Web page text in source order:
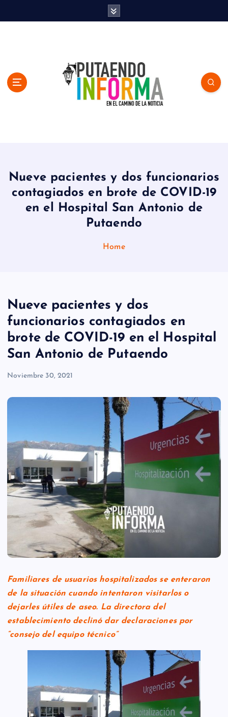
Nueve pacientes y dos funcionarios
contagiados en brote de COVID-19
en el Hospital San Antonio de
Putaendo
Home
Nueve pacientes y dos
funcionarios contagiados en
brote de COVID-19 en el Hospital
San Antonio de Putaendo
Noviembre 30, 2021
Familiares de usuarios hospitalizados se enteraron
de la situación cuando intentaron visitarlos o
dejarles útiles de aseo. La directora del
establecimiento declinó dar declaraciones por
“consejo del equipo técnico”